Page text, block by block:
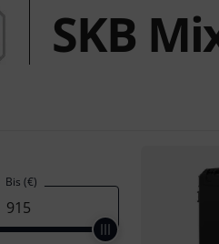
SKB
Bis (€)